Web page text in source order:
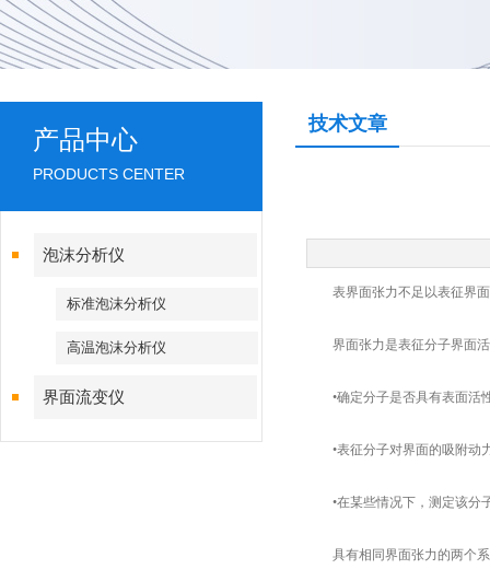
产品中心
PRODUCTS CENTER
泡沫分析仪
标准泡沫分析仪
高温泡沫分析仪
界面流变仪
技术文章
表界面张力不足以表征界
界面张力是表征分子界面活
•确定分子是否具有表面活
•表征分子对界面的吸附动
•在某些情况下，测定该分
具有相同界面张力的两个系